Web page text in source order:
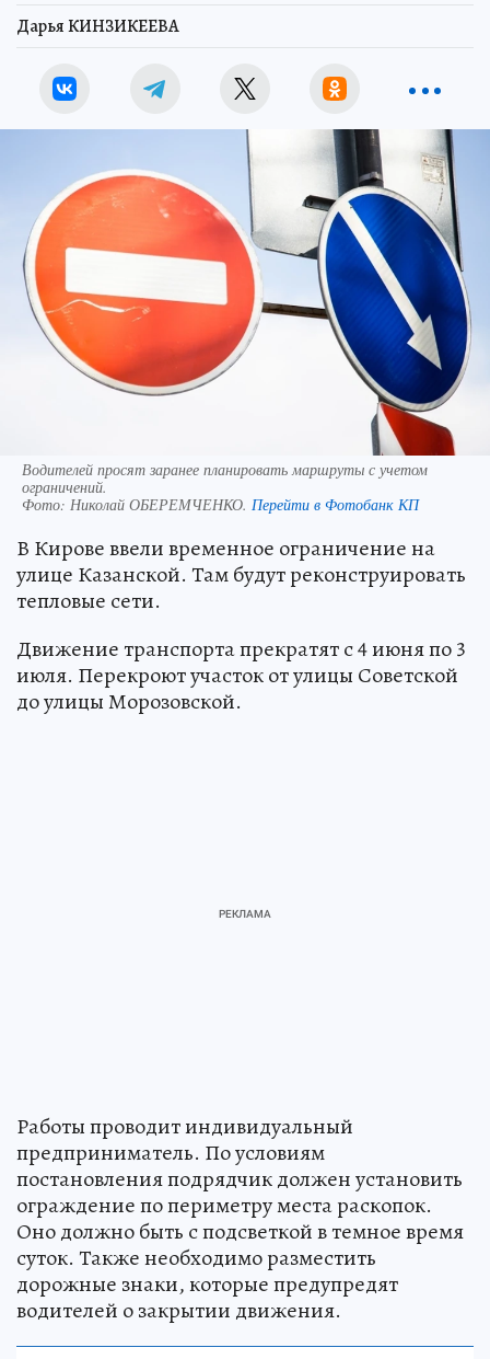
Дарья КИНЗИКЕЕВА
Водителей просят заранее планировать маршруты с учетом
ограничений.
Фото: Николай ОБЕРЕМЧЕНКО. Перейти в Фотобанк КП
В Кирове ввели временное ограничение на
улице Казанской. Там будут реконструировать
тепловые сети.
Движение транспорта прекратят с 4 июня по 3
июля. Перекроют участок от улицы Советской
до улицы Морозовской.
Работы проводит индивидуальный
предприниматель. По условиям
постановления подрядчик должен установить
ограждение по периметру места раскопок.
Оно должно быть с подсветкой в темное время
суток. Также необходимо разместить
дорожные знаки, которые предупредят
водителей о закрытии движения.